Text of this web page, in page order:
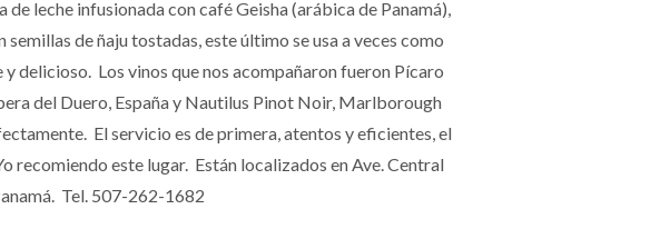
de leche infusionada con café Geisha (arábica de Panamá),
de ñaju tostadas, este último se usa a veces como
delicioso. Los vinos que nos acompañaron fueron Pícaro
del Duero, España y Nautilus Pinot Noir, Marlborough
El servicio es de primera, atentos y eficientes, el
recomiendo este lugar. Están localizados en Ave. Central
Tel. 507-262-1682